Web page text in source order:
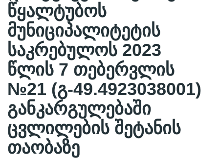
წყალტუბოს
მუნიციპალიტეტის
საკრებულოს 2023
წლის 7 თებერვლის
№21 (გ-49.4923038001)
განკარგულებაში
ცვლილების შეტანის
თაობაზე